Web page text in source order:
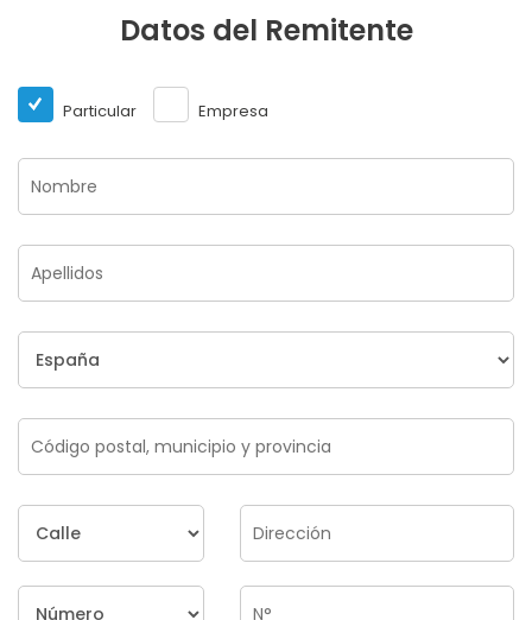
Datos del Remitente
Particular Empresa